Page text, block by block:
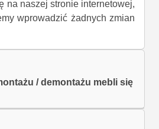
na naszej stronie internetowej,
wprowadzić żadnych zmian
/ demontażu mebli się